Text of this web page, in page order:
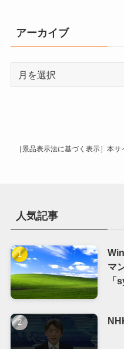
ー
アーカイブ
［景品表示法に基づく表示］本
人気記事
マ
「